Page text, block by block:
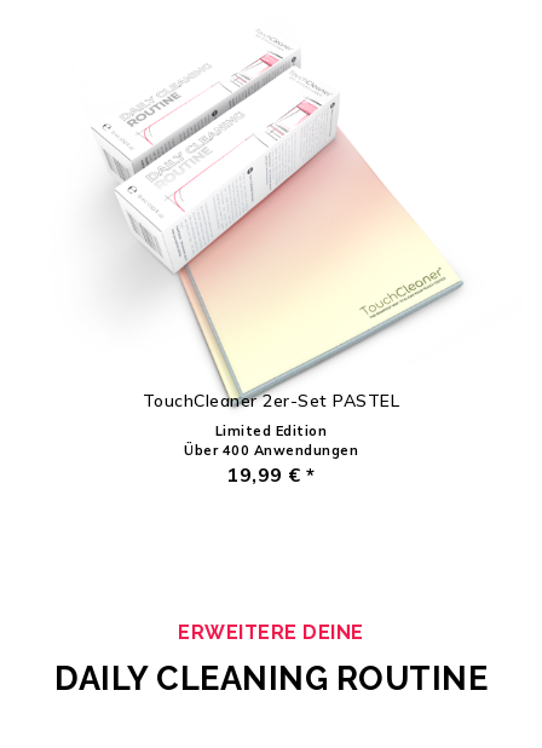
TouchCleaner 2er-Set PASTEL
Limited Edition
Über 400 Anwendungen
19,99 € *
ERWEITERE DEINE
DAILY CLEANING ROUTINE